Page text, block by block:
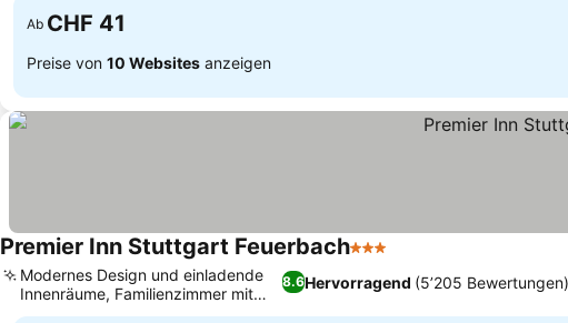
Ab CHF 41
Preise von 10 Websites anzeigen
Premier Inn Stuttgart Feuerbach3 Sterne
8.6Hervorragend (5’205 Bewertungen)
Modernes Design und einladende
Innenräume, Familienzimmer mit
Schlafsofas